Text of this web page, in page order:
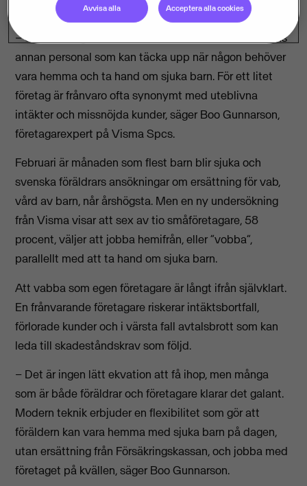
sjuka barn.
– Små företag är mer sårbara eftersom det sällan finns
annan personal som kan täcka upp när någon behöver
vara hemma och ta hand om sjuka barn. För ett litet
företag är frånvaro ofta synonymt med uteblivna
intäkter och missnöjda kunder, säger Boo Gunnarson,
företagarexpert på Visma Spcs.
Februari är månaden som flest barn blir sjuka och
svenska föräldrars ansökningar om ersättning för vab,
vård av barn, når årshögsta. Men en ny undersökning
från Visma visar att sex av tio småföretagare, 58
procent, väljer att jobba hemifrån, eller ”vobba”,
parallellt med att ta hand om sjuka barn.
Att vabba som egen företagare är långt ifrån självklart.
En frånvarande företagare riskerar intäktsbortfall,
förlorade kunder och i värsta fall avtalsbrott som kan
leda till skadeståndskrav som följd.
– Det är ingen lätt ekvation att få ihop, men många
som är både föräldrar och företagare klarar det galant.
Modern teknik erbjuder en flexibilitet som gör att
föräldern kan vara hemma med sjuka barn på dagen,
utan ersättning från Försäkringskassan, och jobba med
företaget på kvällen, säger Boo Gunnarson.
Avvisa alla Acceptera alla cookies